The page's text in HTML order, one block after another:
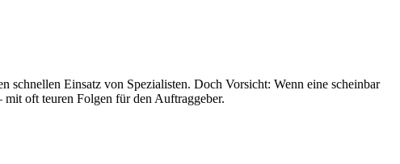
Einsatz von Spezialisten. Doch Vorsicht: Wenn eine scheinbar
oft teuren Folgen für den Auftraggeber.